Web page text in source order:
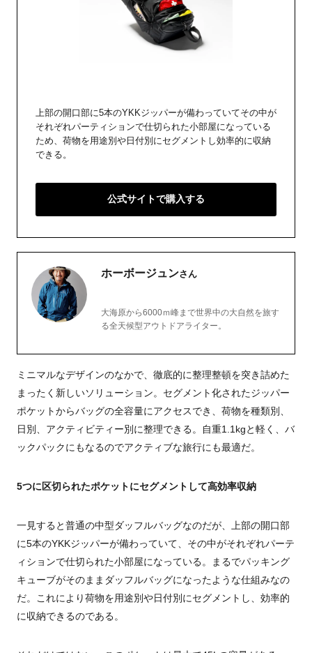
上部の開口部に5本のYKKジッパーが備わっていてその中が
それぞれパーティションで仕切られた小部屋になっている
ため、荷物を用途別や日付別にセグメントし効率的に収納
できる。
公式サイトで購入する
ホーボージュンさん
大海原から6000ｍ峰まで世界中の大自然を旅す
る全天候型アウトドアライター。
ミニマルなデザインのなかで、徹底的に整理整頓を突き詰めた
まったく新しいソリューション。セグメント化されたジッパー
ポケットからバッグの全容量にアクセスでき、荷物を種類別、
日別、アクティビティー別に整理できる。自重1.1kgと軽く、バ
ックパックにもなるのでアクティブな旅行にも最適だ。
5つに区切られたポケットにセグメントして高効率収納
一見すると普通の中型ダッフルバッグなのだが、上部の開口部
に5本のYKKジッパーが備わっていて、その中がそれぞれパーテ
ィションで仕切られた小部屋になっている。まるでパッキング
キューブがそのままダッフルバッグになったような仕組みなの
だ。これにより荷物を用途別や日付別にセグメントし、効率的
に収納できるのである。